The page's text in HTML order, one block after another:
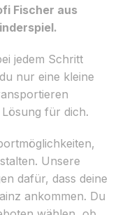
Fischer aus
jedem Schritt
nur eine kleine
für dich.
Unsere
dafür, dass deine
ankommen. Du